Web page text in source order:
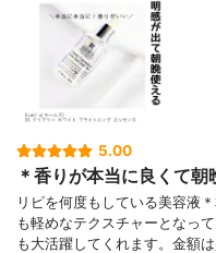
5.00
＊香りが本当に良くて朝
リピを何度もしている美容液
も軽めなテクスチャーとなっ
も大活躍してくれます。金額